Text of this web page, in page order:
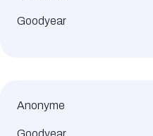
Goodyear
Anonyme
Goodyear